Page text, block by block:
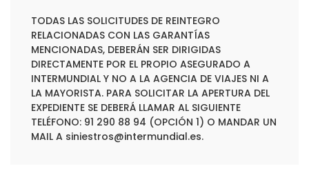
TODAS LAS SOLICITUDES DE REINTEGRO
RELACIONADAS CON LAS GARANTÍAS
MENCIONADAS, DEBERÁN SER DIRIGIDAS
DIRECTAMENTE POR EL PROPIO ASEGURADO A
INTERMUNDIAL Y NO A LA AGENCIA DE VIAJES NI A
LA MAYORISTA. PARA SOLICITAR LA APERTURA DEL
EXPEDIENTE SE DEBERÁ LLAMAR AL SIGUIENTE
TELÉFONO: 91 290 88 94 (OPCIÓN 1) O MANDAR UN
MAIL A siniestros@intermundial.es.